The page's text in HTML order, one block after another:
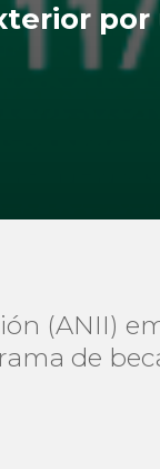
(ANII)
de